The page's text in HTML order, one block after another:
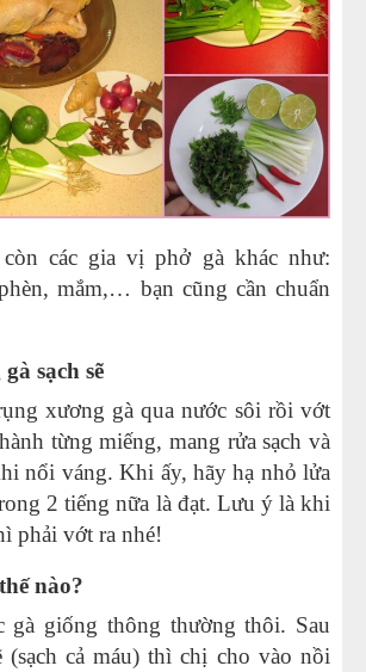
các gia vị phở gà khác như:
mắm,… bạn cũng cần chuẩn
sạch sẽ
xương gà qua nước sôi rồi vớt
từng miếng, mang rửa sạch và
nổi váng. Khi ấy, hãy hạ nhỏ lửa
2 tiếng nữa là đạt. Lưu ý là khi
phải vớt ra nhé!
nào?
gà giống thông thường thôi. Sau
(sạch cả máu) thì chị cho vào nồi